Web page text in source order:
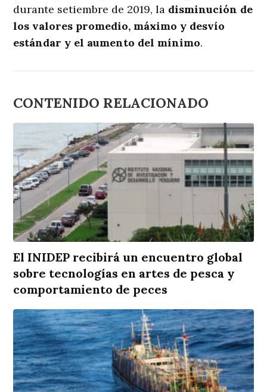
durante setiembre de 2019, la disminución de
los valores promedio, máximo y desvío
estándar y el aumento del mínimo.
CONTENIDO RELACIONADO
El INIDEP recibirá un encuentro global
sobre tecnologías en artes de pesca y
comportamiento de peces